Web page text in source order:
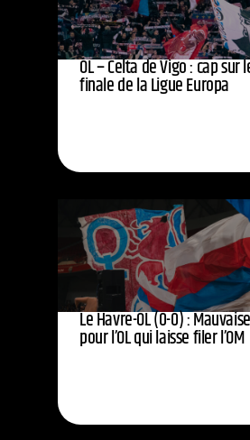
OL – Celta de Vigo : cap sur
finale de la Ligue Europa
Le Havre-OL (0-0) :
pour l’OL qui laisse filer l’OM